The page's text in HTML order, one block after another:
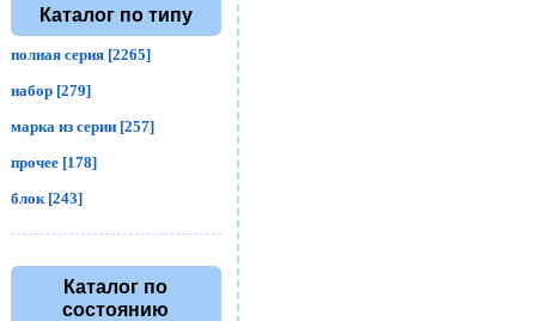
Каталог по типу
полная серия [2265]
набор [279]
марка из серии [257]
прочее [178]
блок [243]
Каталог по
состоянию